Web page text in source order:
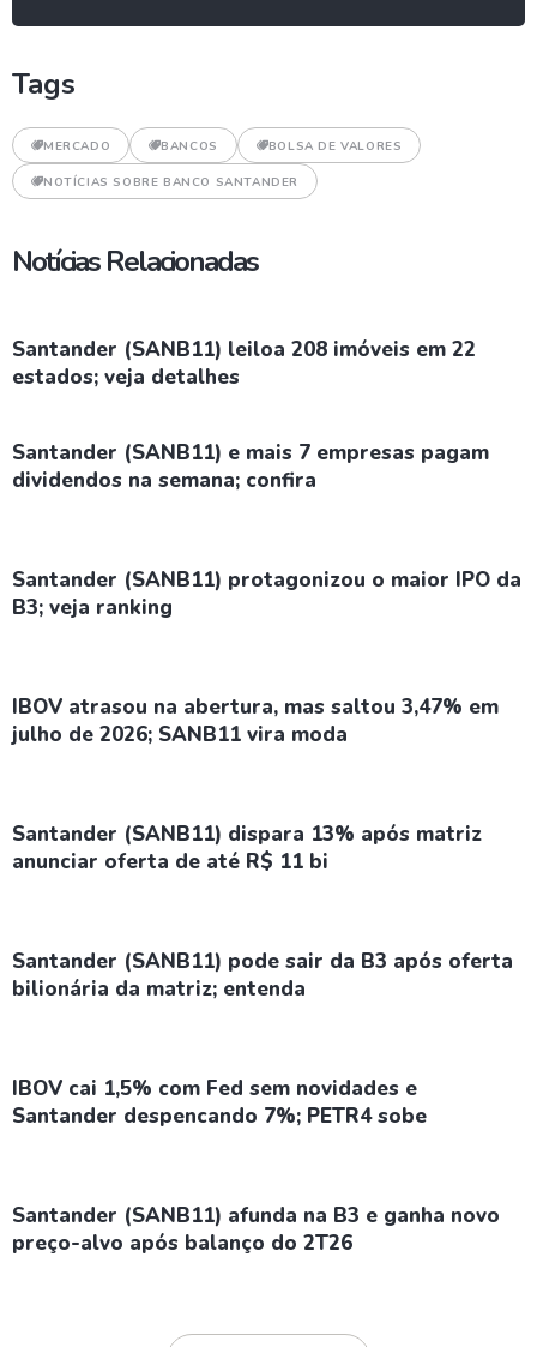
Tags
MERCADO BANCOS BOLSA DE VALORES
NOTÍCIAS SOBRE BANCO SANTANDER
Notícias Relacionadas
Santander (SANB11) leiloa 208 imóveis em 22
estados; veja detalhes
Santander (SANB11) e mais 7 empresas pagam
dividendos na semana; confira
Santander (SANB11) protagonizou o maior IPO da
B3; veja ranking
IBOV atrasou na abertura, mas saltou 3,47% em
julho de 2026; SANB11 vira moda
Santander (SANB11) dispara 13% após matriz
anunciar oferta de até R$ 11 bi
Santander (SANB11) pode sair da B3 após oferta
bilionária da matriz; entenda
IBOV cai 1,5% com Fed sem novidades e
Santander despencando 7%; PETR4 sobe
Santander (SANB11) afunda na B3 e ganha novo
preço-alvo após balanço do 2T26